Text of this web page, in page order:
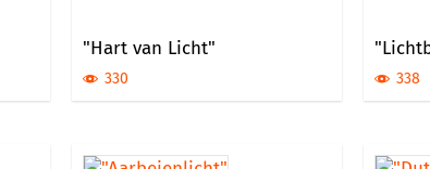
"Hart van Licht"
330 338